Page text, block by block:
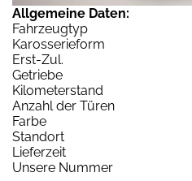
Allgemeine Daten:
Fahrzeugtyp
Karosserieform
Erst-Zul.
Getriebe
Kilometerstand
Anzahl der Türen
Farbe
Standort
Lieferzeit
Unsere Nummer